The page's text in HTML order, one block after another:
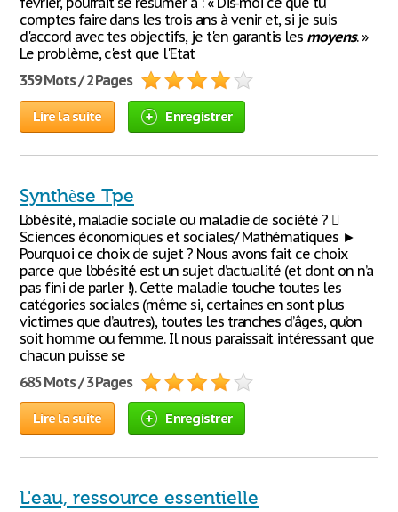
comptes faire dans les trois ans à venir et, si je suis
d'accord avec tes objectifs, je t'en garantis les moyens. »
Le problème, c'est que l'Etat
359 Mots / 2 Pages
Lire la suite Enregistrer
Synthèse Tpe
L’obésité, maladie sociale ou maladie de société ? 
Sciences économiques et sociales/ Mathématiques ►
Pourquoi ce choix de sujet ? Nous avons fait ce choix
parce que l’obésité est un sujet d’actualité (et dont on n’a
pas fini de parler !). Cette maladie touche toutes les
catégories sociales (même si, certaines en sont plus
victimes que d’autres), toutes les tranches d’âges, qu’on
soit homme ou femme. Il nous paraissait intéressant que
chacun puisse se
685 Mots / 3 Pages
Lire la suite Enregistrer
L'eau, ressource essentielle